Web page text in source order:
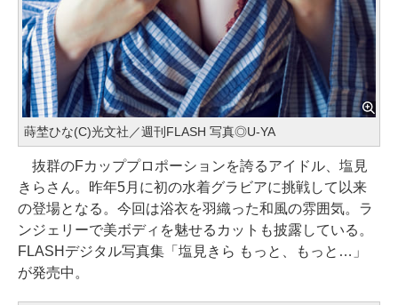
蒔埜ひな(C)光文社／週刊FLASH 写真◎U-YA
抜群のFカッププロポーションを誇るアイドル、塩見
きらさん。昨年5月に初の水着グラビアに挑戦して以来
の登場となる。今回は浴衣を羽織った和風の雰囲気。ラ
ンジェリーで美ボディを魅せるカットも披露している。
FLASHデジタル写真集「塩見きら もっと、もっと…」
が発売中。